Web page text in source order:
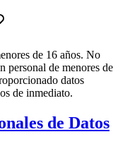
de 16 años. No
personal de menores de
datos
de inmediato.
de Datos